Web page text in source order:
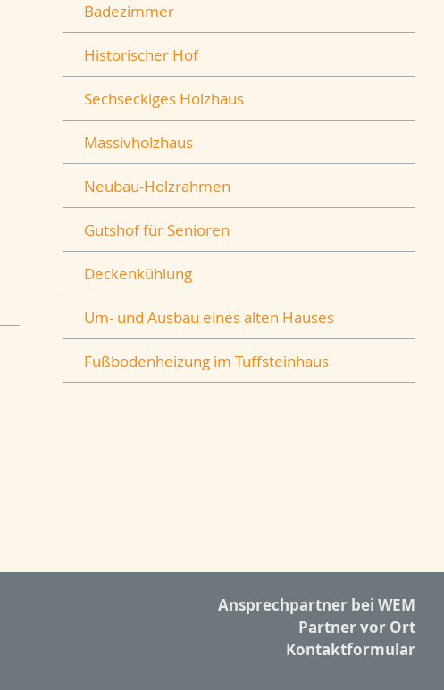
Badezimmer
Historischer Hof
Sechseckiges Holzhaus
Massivholzhaus
Neubau-Holzrahmen
Gutshof für Senioren
Deckenkühlung
Um- und Ausbau eines alten Hauses
Fußbodenheizung im Tuffsteinhaus
Ansprechpartner bei WEM
Partner vor Ort
Kontaktformular